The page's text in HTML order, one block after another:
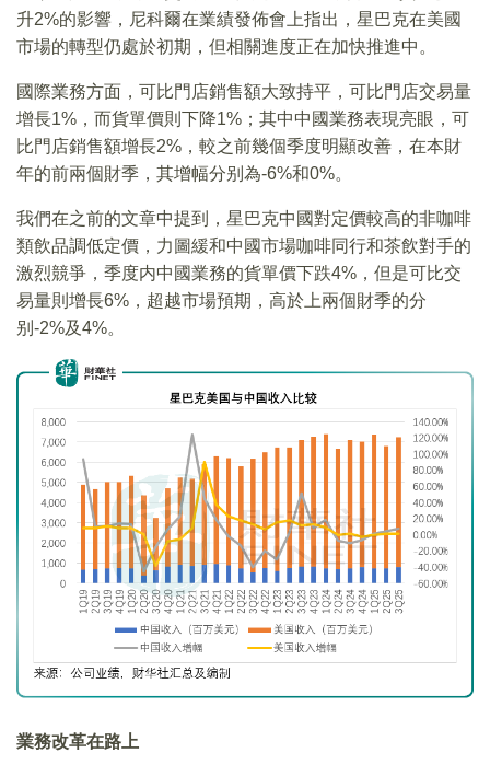
升2%的影響，尼科爾在業績發佈會上指出，星巴克在美國
市場的轉型仍處於初期，但相關進度正在加快推進中。
國際業務方面，可比門店銷售額大致持平，可比門店交易量
增長1%，而貨單價則下降1%；其中中國業務表現亮眼，可
比門店銷售額增長2%，較之前幾個季度明顯改善，在本財
年的前兩個財季，其增幅分别為-6%和0%。
我們在之前的文章中提到，星巴克中國對定價較高的非咖啡
類飲品調低定價，力圖緩和中國市場咖啡同行和茶飲對手的
激烈競爭，季度内中國業務的貨單價下跌4%，但是可比交
易量則增長6%，超越市場預期，高於上兩個財季的分
别-2%及4%。
業務改革在路上